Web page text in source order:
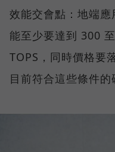
效能交會點：地端
能至少要達到 300
TOPS，同時價格要
目前符合這些條件的